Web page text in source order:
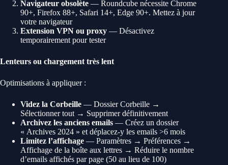
Navigateur obsolète — Roundcube nécessite Chrome
90+, Firefox 88+, Safari 14+, Edge 90+. Mettez à jour
votre navigateur
Extension VPN ou proxy — Désactivez
temporairement pour tester
Lenteurs ou chargement très lent
Optimisations à appliquer :
Videz la Corbeille — Dossier Corbeille →
Sélectionner tout → Supprimer définitivement
Archivez les anciens emails — Créez un dossier
« Archives 2024 » et déplacez-y les emails >6 mois
Limitez l’affichage — Paramètres → Préférences →
Affichage de la boîte aux lettres → Réduire le nombre
d’emails affichés par page (50 au lieu de 100)